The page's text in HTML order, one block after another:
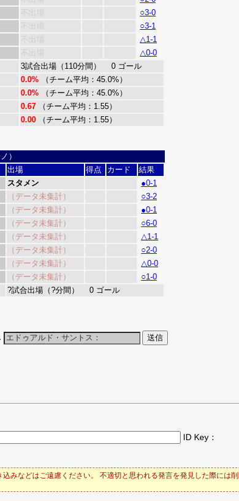
不出場
○3-0
不出場
○3-1
不出場
△1-1
不出場
△0-0
3試合出場（110分間） 0 ゴール
0.0% （チーム平均：45.0%）
0.0% （チーム平均：45.0%）
0.67 （チーム平均：1.55）
0.00 （チーム平均：1.55）
）
出場 得点 カード
結果
スタメン
●0-1
（データ未集計）
○3-2
（データ未集計）
●0-1
（データ未集計）
○6-0
（データ未集計）
△1-1
（データ未集計）
○2-0
（データ未集計）
△0-0
（データ未集計）
○1-0
?試合出場（?分間） 0 ゴール
ID Key：
みなどはご遠慮ください。 不適切と思われる発言を発見した際には